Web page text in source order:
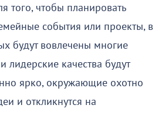
того, чтобы планировать
события или проекты, в
будут вовлечены многие
лидерские качества будут
ярко, окружающие охотно
и откликнутся на